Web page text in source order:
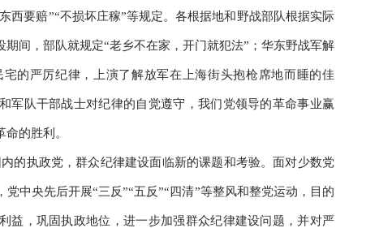
西要赔”“不损坏庄稼”等规定。各根据地和野战部队根据实际
间，部队就规定“老乡不在家，开门就犯法”；华东野战军解
的严厉纪律，上演了解放军在上海街头抱枪席地而睡的佳
军队干部战士对纪律的自觉遵守，我们党领导的革命事业赢
的胜利。
的执政党，群众纪律建设面临新的课题和考验。面对少数党
中央先后开展“三反”“五反”“四清”等整风和整党运动，目的
益，巩固执政地位，进一步加强群众纪律建设问题，并对严